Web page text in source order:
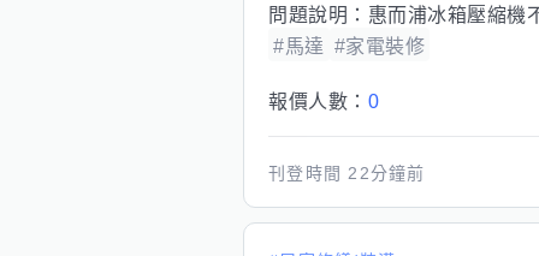
問題說明： 惠而浦冰箱壓縮機
#馬達 #家電裝修
報價人數： 0
刊登時間 22分鐘前